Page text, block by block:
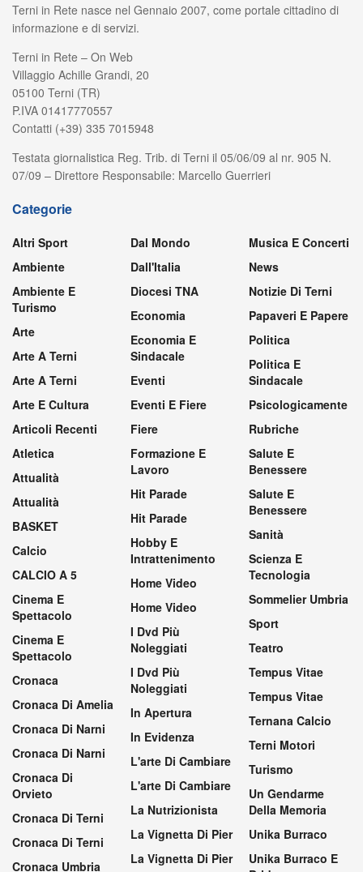
Terni in Rete nasce nel Gennaio 2007, come portale cittadino di
informazione e di servizi.
Terni in Rete – On Web
Villaggio Achille Grandi, 20
05100 Terni (TR)
P.IVA 01417770557
Contatti (+39) 335 7015948
Testata giornalistica Reg. Trib. di Terni il 05/06/09 al nr. 905 N.
07/09 – Direttore Responsabile: Marcello Guerrieri
Categorie
Altri Sport
Ambiente
Ambiente E
Turismo
Arte
Arte A Terni
Arte A Terni
Arte E Cultura
Articoli Recenti
Atletica
Attualità
Attualità
BASKET
Calcio
CALCIO A 5
Cinema E
Spettacolo
Cinema E
Spettacolo
Cronaca
Cronaca Di Amelia
Cronaca Di Narni
Cronaca Di Narni
Cronaca Di
Orvieto
Cronaca Di Terni
Cronaca Di Terni
Cronaca Umbria
Dal Mondo
Dall'Italia
Diocesi TNA
Economia
Economia E
Sindacale
Eventi
Eventi E Fiere
Fiere
Formazione E
Lavoro
Hit Parade
Hit Parade
Hobby E
Intrattenimento
Home Video
Home Video
I Dvd Più
Noleggiati
I Dvd Più
Noleggiati
In Apertura
In Evidenza
L'arte Di Cambiare
L'arte Di Cambiare
La Nutrizionista
La Vignetta Di Pier
La Vignetta Di Pier
Musica E Concerti
News
Notizie Di Terni
Papaveri E Papere
Politica
Politica E
Sindacale
Psicologicamente
Rubriche
Salute E
Benessere
Salute E
Benessere
Sanità
Scienza E
Tecnologia
Sommelier Umbria
Sport
Teatro
Tempus Vitae
Tempus Vitae
Ternana Calcio
Terni Motori
Turismo
Un Gendarme
Della Memoria
Unika Burraco
Unika Burraco E